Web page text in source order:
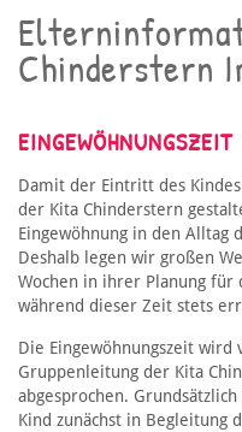
Chinderstern
EINGEWÖHNUNGSZEIT
Damit der Eintritt des
der Kita Chinderstern
Eingewöhnung in den Alltag
Deshalb legen wir großen
Wochen in ihrer Planung für
während dieser Zeit stets
Die Eingewöhnungszeit wird
Gruppenleitung der Kita
abgesprochen.
Kind zunächst in Begleitung